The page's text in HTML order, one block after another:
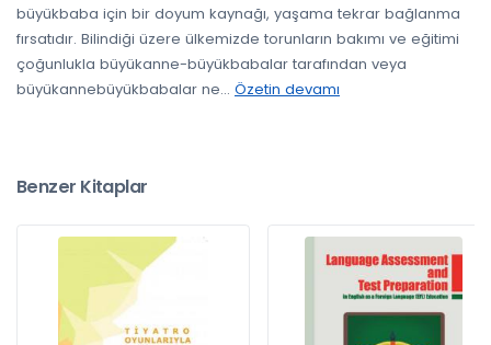
büyükbaba için bir doyum kaynağı, yaşama tekrar bağlanma
fırsatıdır. Bilindiği üzere ülkemizde torunların bakımı ve eğitimi
çoğunlukla büyükanne-büyükbabalar tarafından veya
büyükannebüyükbabalar ne... Özetin devamı
Benzer Kitaplar